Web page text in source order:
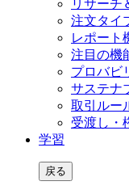
リサーチ
注文タイ
レポート
注目の機
プロバビ
サステナ
取引ルー
受渡し・
学習
戻る